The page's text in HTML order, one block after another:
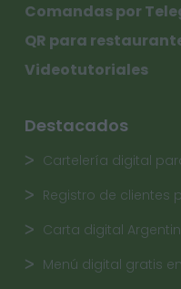
Comandas por
QR para
Videotutoriales
Destacados
Cartelería digital
Registro de clientes
Carta digital
Menú digital gratis